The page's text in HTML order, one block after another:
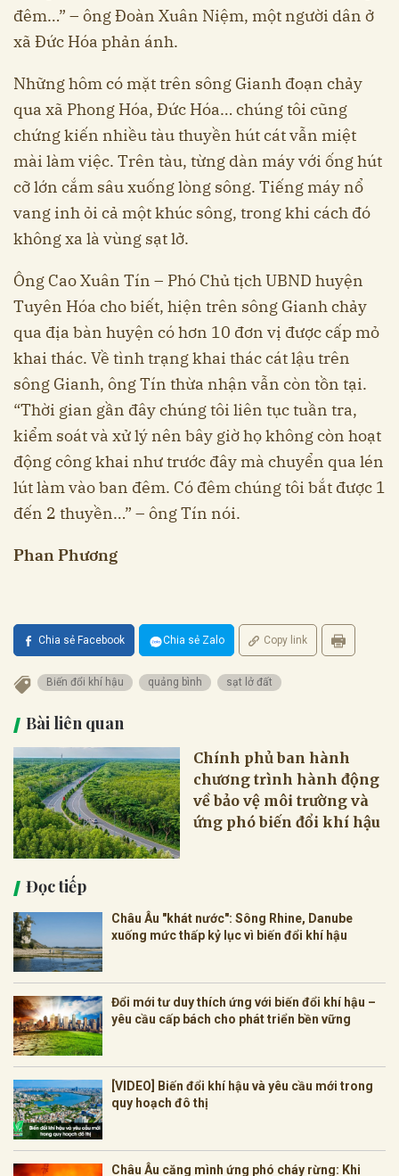
đêm…” – ông Đoàn Xuân Niệm, một người dân ở
xã Đức Hóa phản ánh.
Những hôm có mặt trên sông Gianh đoạn chảy
qua xã Phong Hóa, Đức Hóa… chúng tôi cũng
chứng kiến nhiều tàu thuyền hút cát vẫn miệt
mài làm việc. Trên tàu, từng dàn máy với ống hút
cỡ lớn cắm sâu xuống lòng sông. Tiếng máy nổ
vang inh ỏi cả một khúc sông, trong khi cách đó
không xa là vùng sạt lở.
Ông Cao Xuân Tín – Phó Chủ tịch UBND huyện
Tuyên Hóa cho biết, hiện trên sông Gianh chảy
qua địa bàn huyện có hơn 10 đơn vị được cấp mỏ
khai thác. Về tình trạng khai thác cát lậu trên
sông Gianh, ông Tín thừa nhận vẫn còn tồn tại.
“Thời gian gần đây chúng tôi liên tục tuần tra,
kiểm soát và xử lý nên bây giờ họ không còn hoạt
động công khai như trước đây mà chuyển qua lén
lút làm vào ban đêm. Có đêm chúng tôi bắt được 1
đến 2 thuyền…” – ông Tín nói.
Phan Phương
Chia sẻ Facebook Chia sẻ Zalo Copy link
Biến đổi khí hậu quảng bình sạt lở đất
Bài liên quan
Chính phủ ban hành
chương trình hành động
về bảo vệ môi trường và
ứng phó biến đổi khí hậu
Đọc tiếp
Châu Âu "khát nước": Sông Rhine, Danube
xuống mức thấp kỷ lục vì biến đổi khí hậu
Đổi mới tư duy thích ứng với biến đổi khí hậu –
yêu cầu cấp bách cho phát triển bền vững
[VIDEO] Biến đổi khí hậu và yêu cầu mới trong
quy hoạch đô thị
Châu Âu căng mình ứng phó cháy rừng: Khi